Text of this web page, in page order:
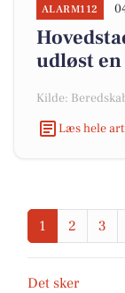
ALARM112
udløst
Kilde:
Læs hele
1 2 3
Det sker